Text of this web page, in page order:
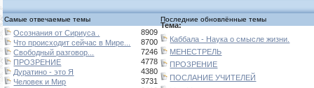
Самые отвечаемые темы Последние обновлённые темы
Осознания от Сириуса .
8909
Что происходит сейчас в Мире...
8700
Свободный разговор...
7246
ПРОЗРЕНИЕ
4778
Дуратино - это Я
4380
Человек и Мир
3731
Тема:
Каббала - Наука о смысле жизни.
МЕНЕСТРЕЛЬ
ПРОЗРЕНИЕ
ПОСЛАНИЕ УЧИТЕЛЕЙ